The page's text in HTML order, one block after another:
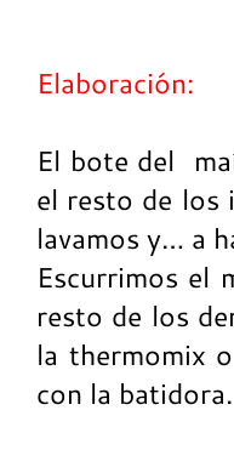
Elaboración:
El bote del
el resto de los
lavamos y… a
Escurrimos el
resto de los
la thermomix
con la batidora.